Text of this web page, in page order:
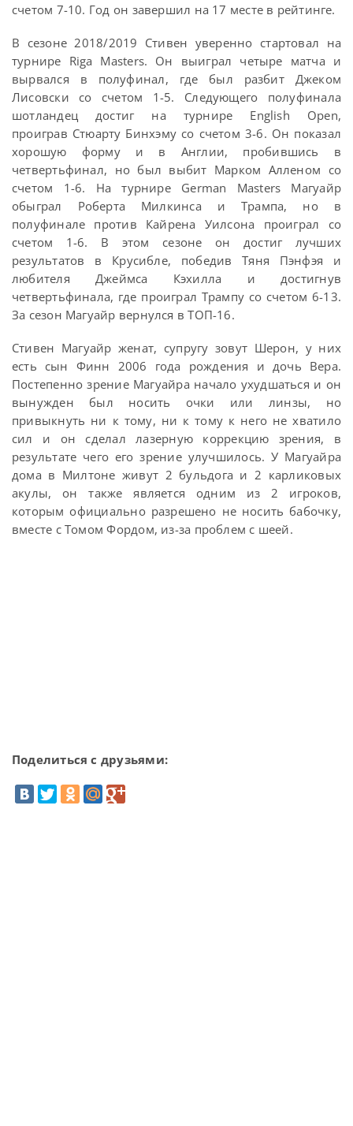
счетом 7-10. Год он завершил на 17 месте в рейтинге.
В сезоне 2018/2019 Стивен уверенно стартовал на
турнире Riga Masters. Он выиграл четыре матча и
вырвался в полуфинал, где был разбит Джеком
Лисовски со счетом 1-5. Следующего полуфинала
шотландец достиг на турнире English Open,
проиграв Стюарту Бинхэму со счетом 3-6. Он показал
хорошую форму и в Англии, пробившись в
четвертьфинал, но был выбит Марком Алленом со
счетом 1-6. На турнире German Masters Магуайр
обыграл Роберта Милкинса и Трампа, но в
полуфинале против Кайрена Уилсона проиграл со
счетом 1-6. В этом сезоне он достиг лучших
результатов в Крусибле, победив Тяня Пэнфэя и
любителя Джеймса Кэхилла и достигнув
четвертьфинала, где проиграл Трампу со счетом 6-13.
За сезон Магуайр вернулся в ТОП-16.
Стивен Магуайр женат, супругу зовут Шерон, у них
есть сын Финн 2006 года рождения и дочь Вера.
Постепенно зрение Магуайра начало ухудшаться и он
вынужден был носить очки или линзы, но
привыкнуть ни к тому, ни к тому к него не хватило
сил и он сделал лазерную коррекцию зрения, в
результате чего его зрение улучшилось. У Магуайра
дома в Милтоне живут 2 бульдога и 2 карликовых
акулы, он также является одним из 2 игроков,
которым официально разрешено не носить бабочку,
вместе с Томом Фордом, из-за проблем с шеей.
Поделиться с друзьями: